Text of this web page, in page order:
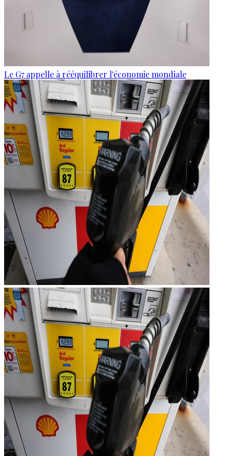
Le G7 appelle à rééquilibrer l'économie mondiale